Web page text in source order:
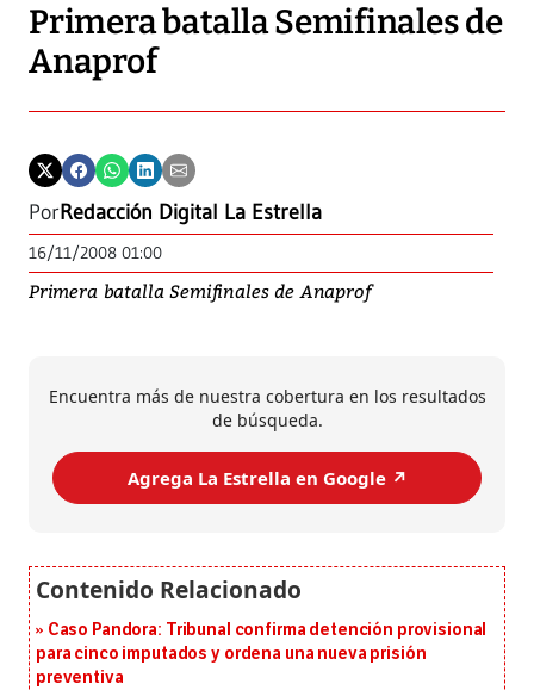
Primera batalla Semifinales de
Anaprof
PorRedacción Digital La Estrella
16/11/2008 01:00
Primera batalla Semifinales de Anaprof
Encuentra más de nuestra cobertura en los resultados
de búsqueda.
Agrega La Estrella en Google ↗️
Caso Pandora: Tribunal confirma detención provisional
para cinco imputados y ordena una nueva prisión
preventiva